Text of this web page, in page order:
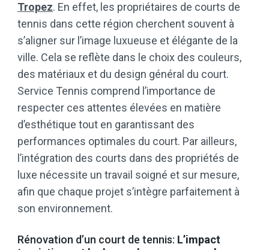
Tropez. En effet, les propriétaires de courts de
tennis dans cette région cherchent souvent à
s’aligner sur l’image luxueuse et élégante de la
ville. Cela se reflète dans le choix des couleurs,
des matériaux et du design général du court.
Service Tennis comprend l’importance de
respecter ces attentes élevées en matière
d’esthétique tout en garantissant des
performances optimales du court. Par ailleurs,
l’intégration des courts dans des propriétés de
luxe nécessite un travail soigné et sur mesure,
afin que chaque projet s’intègre parfaitement à
son environnement.
Rénovation d’un court de tennis: L’impact